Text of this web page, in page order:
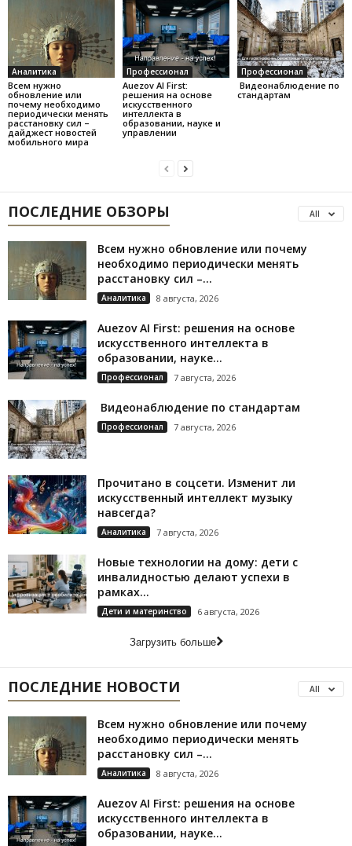
Аналитика
Всем нужно
обновление или
почему необходимо
периодически менять
расстановку сил –
дайджест новостей
мобильного мира
Профессионал
Auezov AI First:
решения на основе
искусственного
интеллекта в
образовании, науке и
управлении
Профессионал
Видеонаблюдение по
стандартам
ПОСЛЕДНИЕ ОБЗОРЫ All
Всем нужно обновление или почему
необходимо периодически менять
расстановку сил –...
Аналитика 8 августа, 2026
Auezov AI First: решения на основе
искусственного интеллекта в
образовании, науке...
Профессионал 7 августа, 2026
Видеонаблюдение по стандартам
Профессионал 7 августа, 2026
Прочитано в соцсети. Изменит ли
искусственный интеллект музыку
навсегда?
Аналитика 7 августа, 2026
Новые технологии на дому: дети с
инвалидностью делают успехи в
рамках...
Дети и материнство 6 августа, 2026
Загрузить больше
ПОСЛЕДНИЕ НОВОСТИ All
Всем нужно обновление или почему
необходимо периодически менять
расстановку сил –...
Аналитика 8 августа, 2026
Auezov AI First: решения на основе
искусственного интеллекта в
образовании, науке...